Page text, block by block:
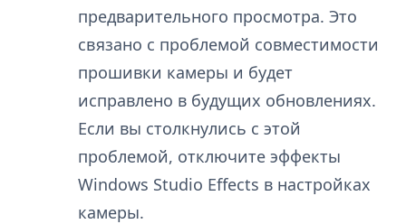
предварительного просмотра. Это
связано с проблемой совместимости
прошивки камеры и будет
исправлено в будущих обновлениях.
Если вы столкнулись с этой
проблемой, отключите эффекты
Windows Studio Effects в настройках
камеры.